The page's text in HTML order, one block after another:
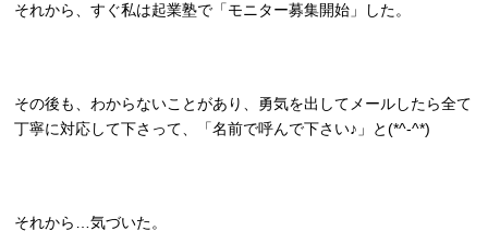
それから、すぐ私は起業塾で「モニター募集開始」した。
その後も、わからないことがあり、勇気を出してメールしたら全て
丁寧に対応して下さって、「名前で呼んで下さい♪」と(*^-^*)
それから…気づいた。